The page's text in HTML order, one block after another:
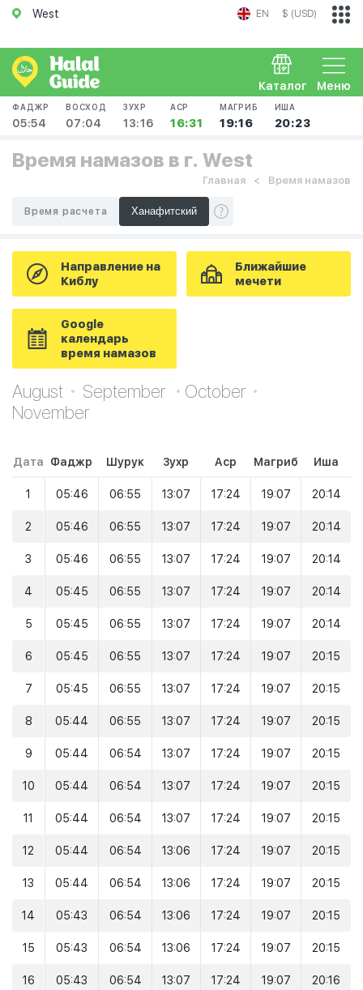
West EN $ (USD)
Меню
Каталог
ФАДЖР
05:54
ВОСХОД
07:04
ЗУХР
13:16
АСР
16:31
МАГРИБ
19:16
ИША
20:23
Время намазов в г. West
Главная Время намазов
Время расчета
Направление на
Киблу
Ближайшие
мечети
Google
календарь
время намазов
August September
October
November
Дата Фаджр Шурук Зухр Аср Магриб Иша
1 05:46 06:55 13:07 17:24 19:07 20:14
2 05:46 06:55 13:07 17:24 19:07 20:14
3 05:46 06:55 13:07 17:24 19:07 20:14
4 05:45 06:55 13:07 17:24 19:07 20:14
5 05:45 06:55 13:07 17:24 19:07 20:14
6 05:45 06:55 13:07 17:24 19:07 20:15
7 05:45 06:55 13:07 17:24 19:07 20:15
8 05:44 06:55 13:07 17:24 19:07 20:15
9 05:44 06:54 13:07 17:24 19:07 20:15
10 05:44 06:54 13:07 17:24 19:07 20:15
11 05:44 06:54 13:07 17:24 19:07 20:15
12 05:44 06:54 13:06 17:24 19:07 20:15
13 05:44 06:54 13:06 17:24 19:07 20:15
14 05:43 06:54 13:06 17:24 19:07 20:15
15 05:43 06:54 13:06 17:24 19:07 20:15
16 05:43 06:54 13:07 17:24 19:07 20:16